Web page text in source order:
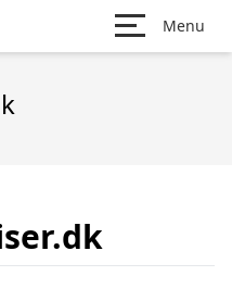
Menu